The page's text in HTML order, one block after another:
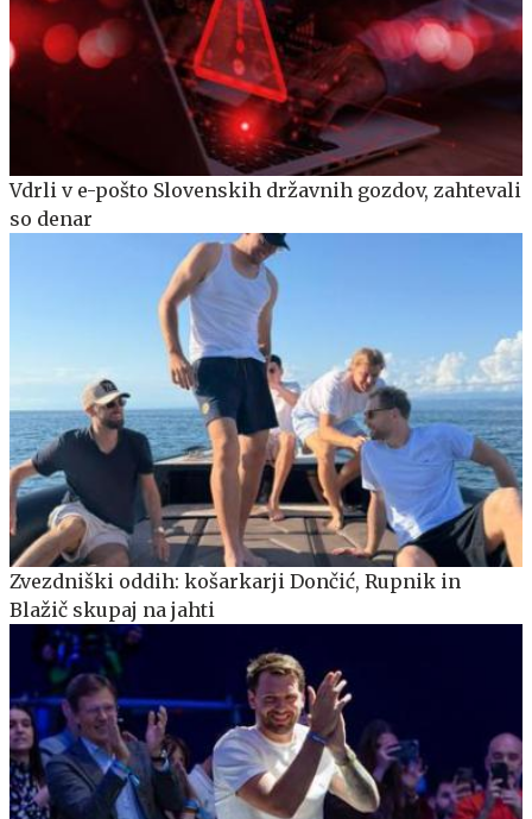
Vdrli v e-pošto Slovenskih državnih gozdov, zahtevali
so denar
Zvezdniški oddih: košarkarji Dončić, Rupnik in
Blažič skupaj na jahti